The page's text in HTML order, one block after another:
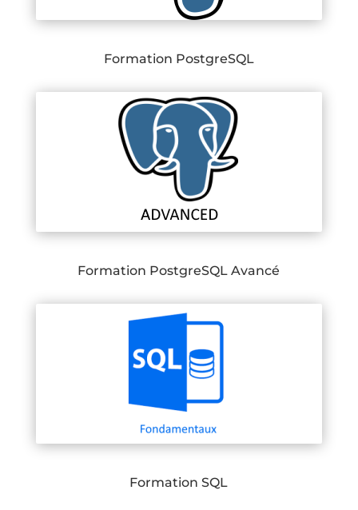
Formation PostgreSQL
Formation PostgreSQL Avancé
Formation SQL